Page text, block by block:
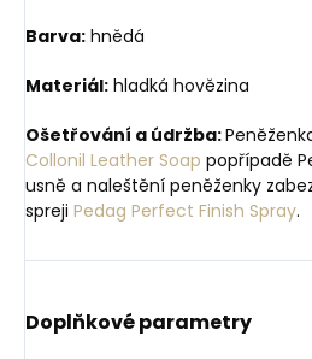
Barva: hnědá
Materiál: hladká hovězina
Ošetřování a údržba:
Collonil Leather Soap popřípadě
usně a naleštění peněženky
spreji Pedag Perfect Finish Spray.
Doplňkové parametry